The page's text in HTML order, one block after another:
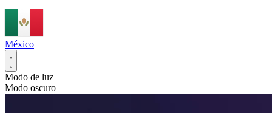
México
Modo de luz
Modo oscuro